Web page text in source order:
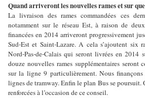
Quand arriveront les nouvelles rames et sur
La livraison des rames commandées ces
notamment sur le réseau Est, à raison de
financées en 2014 arriveront progressivement
Sud-Est et Saint-Lazare. A cela s’ajoutent six
Nord-Pas-de-Calais qui seront livrées en 2014
douze nouvelles rames supplémentaires seront
sur la ligne 9 particulièrement. Nous
lignes de tramway. Enfin le plan Bus se poursuit.
renforcées à l’occasion de ce conseil.